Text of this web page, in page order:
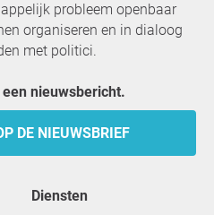
probleem openbaar
organiseren en in dialoog
met politici.
een nieuwsbericht.
DE NIEUWSBRIEF
Diensten